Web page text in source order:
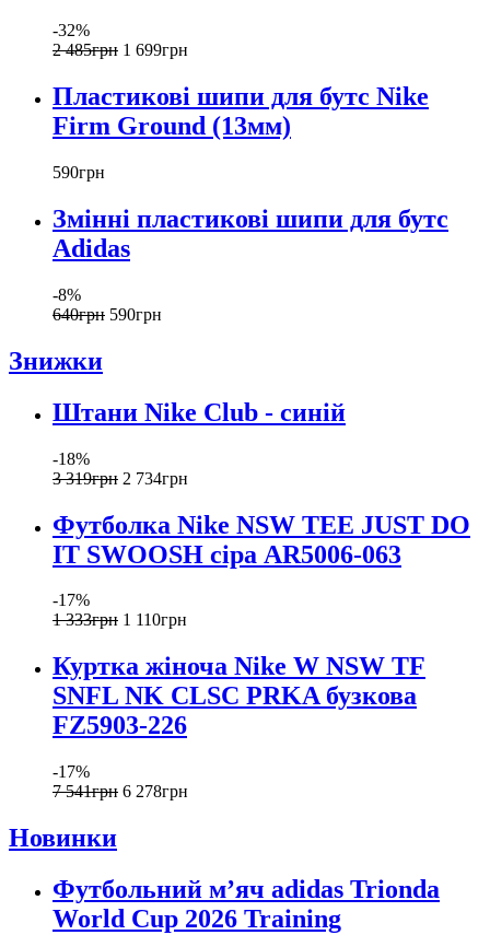
-32%
2 485грн 1 699грн
Пластикові шипи для бутс Nike
Firm Ground (13мм)
590грн
Змінні пластикові шипи для бутс
Adidas
-8%
640грн 590грн
Знижки
Штани Nike Club - синій
-18%
3 319грн 2 734грн
Футболка Nike NSW TEE JUST DO
IT SWOOSH сіра AR5006-063
-17%
1 333грн 1 110грн
Куртка жіноча Nike W NSW TF
SNFL NK CLSC PRKA бузкова
FZ5903-226
-17%
7 541грн 6 278грн
Новинки
Футбольний м’яч adidas Trionda
World Cup 2026 Training